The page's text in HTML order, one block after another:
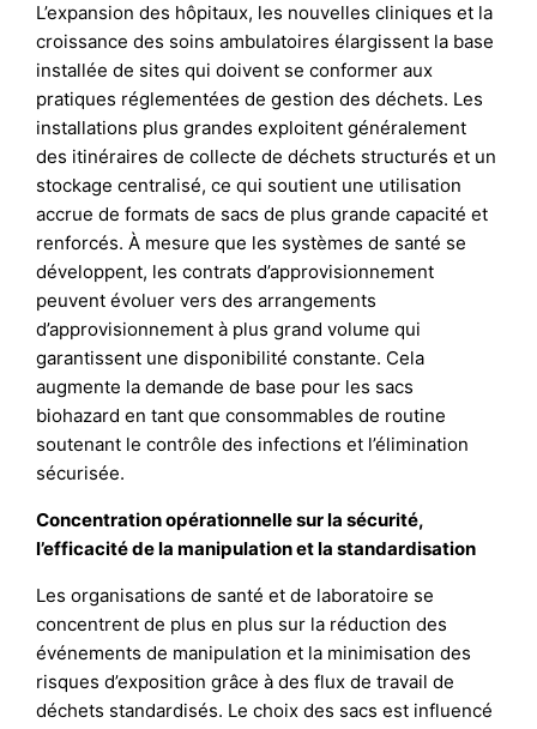
L’expansion des hôpitaux, les nouvelles cliniques et la
croissance des soins ambulatoires élargissent la base
installée de sites qui doivent se conformer aux
pratiques réglementées de gestion des déchets. Les
installations plus grandes exploitent généralement
des itinéraires de collecte de déchets structurés et un
stockage centralisé, ce qui soutient une utilisation
accrue de formats de sacs de plus grande capacité et
renforcés. À mesure que les systèmes de santé se
développent, les contrats d’approvisionnement
peuvent évoluer vers des arrangements
d’approvisionnement à plus grand volume qui
garantissent une disponibilité constante. Cela
augmente la demande de base pour les sacs
biohazard en tant que consommables de routine
soutenant le contrôle des infections et l’élimination
sécurisée.
Concentration opérationnelle sur la sécurité,
l’efficacité de la manipulation et la standardisation
Les organisations de santé et de laboratoire se
concentrent de plus en plus sur la réduction des
événements de manipulation et la minimisation des
risques d’exposition grâce à des flux de travail de
déchets standardisés. Le choix des sacs est influencé